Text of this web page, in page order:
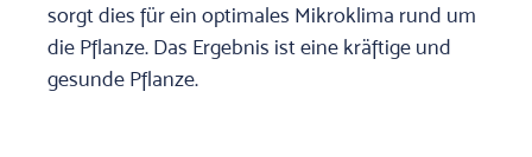
sorgt dies für ein optimales Mikroklima rund um
die Pflanze. Das Ergebnis ist eine kräftige und
gesunde Pflanze.